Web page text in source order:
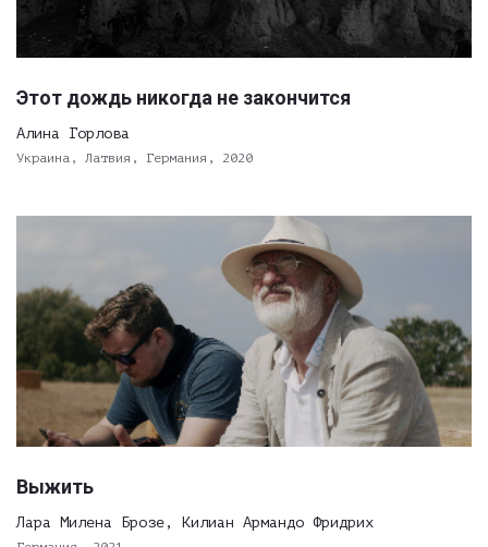
Этот дождь никогда не закончится
Алина Горлова
Украина, Латвия, Германия, 2020
Выжить
Лара Милена Брозе, Килиан Армандо Фридрих